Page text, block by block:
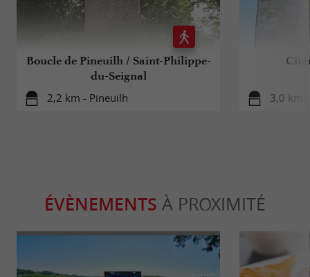
Boucle de Pineuilh / Saint-Philippe-
du-Seignal
2,2 km - Pineuilh 3,0 km
ÉVÈNEMENTS À PROXIMITÉ